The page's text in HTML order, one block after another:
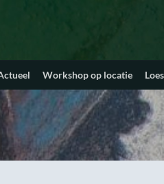
Workshop op locatie